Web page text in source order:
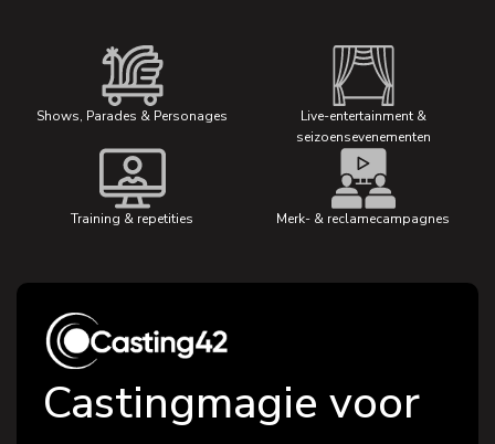
Shows, Parades & Personages
Live-entertainment &
seizoensevenementen
Training & repetities Merk- & reclamecampagnes
Castingmagie voor